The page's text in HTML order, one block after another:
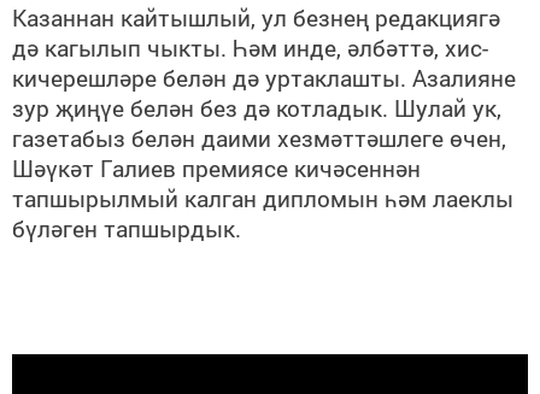
Казаннан кайтышлый, ул безнең редакциягә
дә кагылып чыкты. Һәм инде, әлбәттә, хис-
кичерешләре белән дә уртаклашты. Азалияне
зур җиңүе белән без дә котладык. Шулай ук,
газетабыз белән даими хезмәттәшлеге өчен,
Шәүкәт Галиев премиясе кичәсеннән
тапшырылмый калган дипломын һәм лаеклы
бүләген тапшырдык.